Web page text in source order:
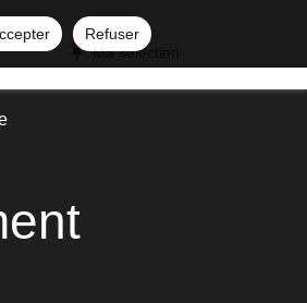
Refuser
Ma sélection